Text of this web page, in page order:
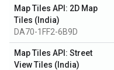
Map Tiles API: 2D Map
Tiles (India)
DA70-1FF2-6B9D
Map Tiles API: Street
View Tiles (India)